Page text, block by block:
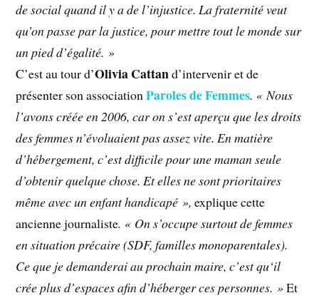
de social quand il y a de l’injustice. La fraternité veut
qu’on passe par la justice, pour mettre tout le monde sur
un pied d’égalité. »
C’est au tour d’Olivia Cattand’intervenir et de
présenter son associationParoles de Femmes. « Nous
l’avons créée en 2006, car on s’est aperçu que les droits
des femmes n’évoluaient pas assez vite. En matière
d’hébergement, c’est difficile pour une maman seule
d’obtenir quelque chose. Et elles ne sont prioritaires
même avec un enfant handicapé »,explique cette
ancienne journaliste. « On s’occupe surtout de femmes
en situation précaire (SDF, familles monoparentales).
Ce que je demanderai au prochain maire, c’est qu‘il
crée plus d’espaces afin d’héberger ces personnes. »Et